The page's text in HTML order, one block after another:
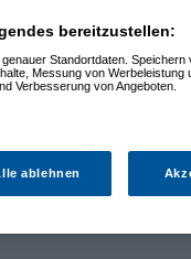
bereitzustellen:
Standortdaten. Speichern
Messung von Werbeleistung
Verbesserung von Angeboten.
ablehnen